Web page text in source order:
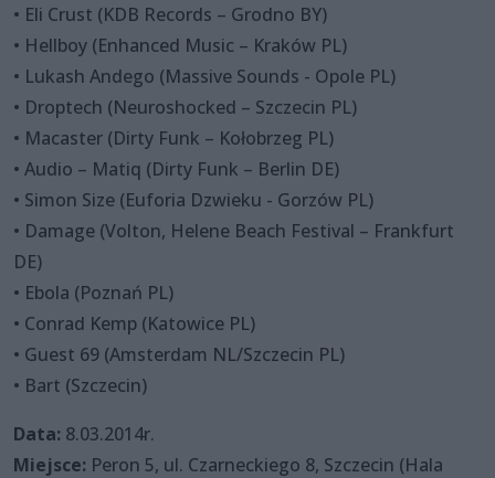
• Eli Crust (KDB Records – Grodno BY)
• Hellboy (Enhanced Music – Kraków PL)
• Lukash Andego (Massive Sounds - Opole PL)
• Droptech (Neuroshocked – Szczecin PL)
• Macaster (Dirty Funk – Kołobrzeg PL)
• Audio – Matiq (Dirty Funk – Berlin DE)
• Simon Size (Euforia Dzwieku - Gorzów PL)
• Damage (Volton, Helene Beach Festival – Frankfurt
DE)
• Ebola (Poznań PL)
• Conrad Kemp (Katowice PL)
• Guest 69 (Amsterdam NL/Szczecin PL)
• Bart (Szczecin)
Data: 8.03.2014r.
Miejsce: Peron 5, ul. Czarneckiego 8, Szczecin (Hala